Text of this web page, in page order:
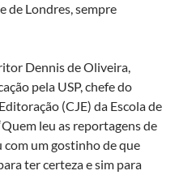
de Londres, sempre
Dennis de Oliveira,
pela USP, chefe do
(CJE) da Escola de
leu as reportagens de
com um gostinho de que
ter certeza e sim para